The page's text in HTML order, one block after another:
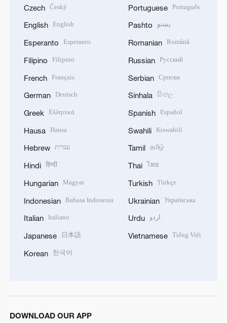
Czech Český
English English
Esperanto Esperanto
Filipino Filipino
French Français
German Deutsch
Greek Ελληνικά
Hausa Hausa
Hebrew עברית
Hindi हिन्दी
Hungarian Magyar
Indonesian Bahasa Indonesia
Italian Italiano
Japanese 日本語
Korean 한국어
Portuguese Português
Pashto پښتو
Romanian Română
Russian Русский
Serbian Српски
Sinhala සිංහල
Spanish Español
Swahili Kiswahili
Tamil தமிழ்
Thai ไทย
Turkish Türkçe
Ukrainian Українська
Urdu اردو
Vietnamese Tiếng Việt
DOWNLOAD OUR APP